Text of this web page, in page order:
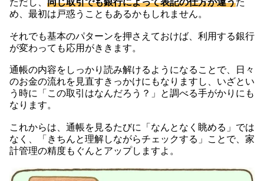
ただし、 同じ取引でも銀行によって表記の仕方が違うた
め、最初は戸惑うこともあるかもしれません。
それでも基本のパターンを押さえておけば、利用する銀行
が変わっても応用がききます。
通帳の内容をしっかり読み解けるようになることで、日々
のお金の流れを見直すきっかけにもなりますし、いざとい
う時に「この取引はなんだろう？」と調べる手がかりにも
なります。
これからは、通帳を見るたびに「なんとなく眺める」では
なく、「きちんと理解しながらチェックする」ことで、家
計管理の精度もぐんとアップしますよ。